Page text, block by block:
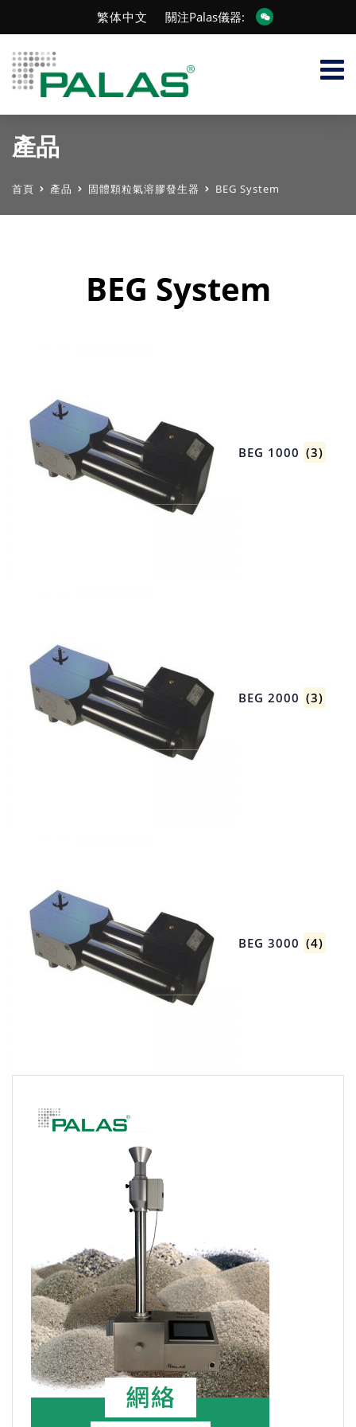
繁体中文 關注Palas儀器:
產品
首頁 產品 固體顆粒氣溶膠發生器 BEG System
BEG System
BEG 1000 (3)
BEG 2000 (3)
BEG 3000 (4)